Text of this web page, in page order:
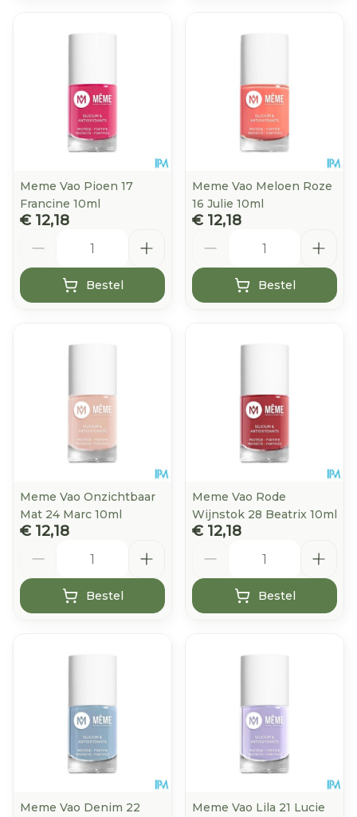
Meme Vao Pioen 17
Francine 10ml
€ 12,18
Bestel
Meme Vao Meloen Roze
16 Julie 10ml
€ 12,18
Bestel
Meme Vao Onzichtbaar
Mat 24 Marc 10ml
€ 12,18
Bestel
Meme Vao Rode
Wijnstok 28 Beatrix 10ml
€ 12,18
Bestel
Meme Vao Denim 22 Meme Vao Lila 21 Lucie